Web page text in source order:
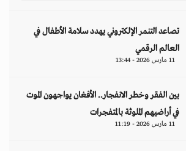
تصاعد التنمر الإلكتروني يهدد سلامة الأطفال في
العالم الرقمي
11 مارس 2026 - 13:44
بين الفقر وخطر الانفجار.. الأفغان يواجهون الموت
في أراضيهم الملوثة بالمتفجرات
11 مارس 2026 - 11:19